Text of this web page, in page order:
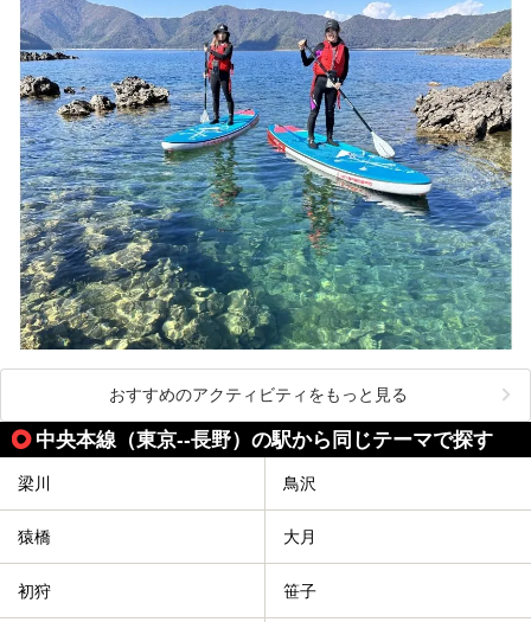
おすすめのアクティビティをもっと見る
中央本線（東京--長野）の駅から同じテーマで探す
梁川 鳥沢
猿橋 大月
初狩 笹子